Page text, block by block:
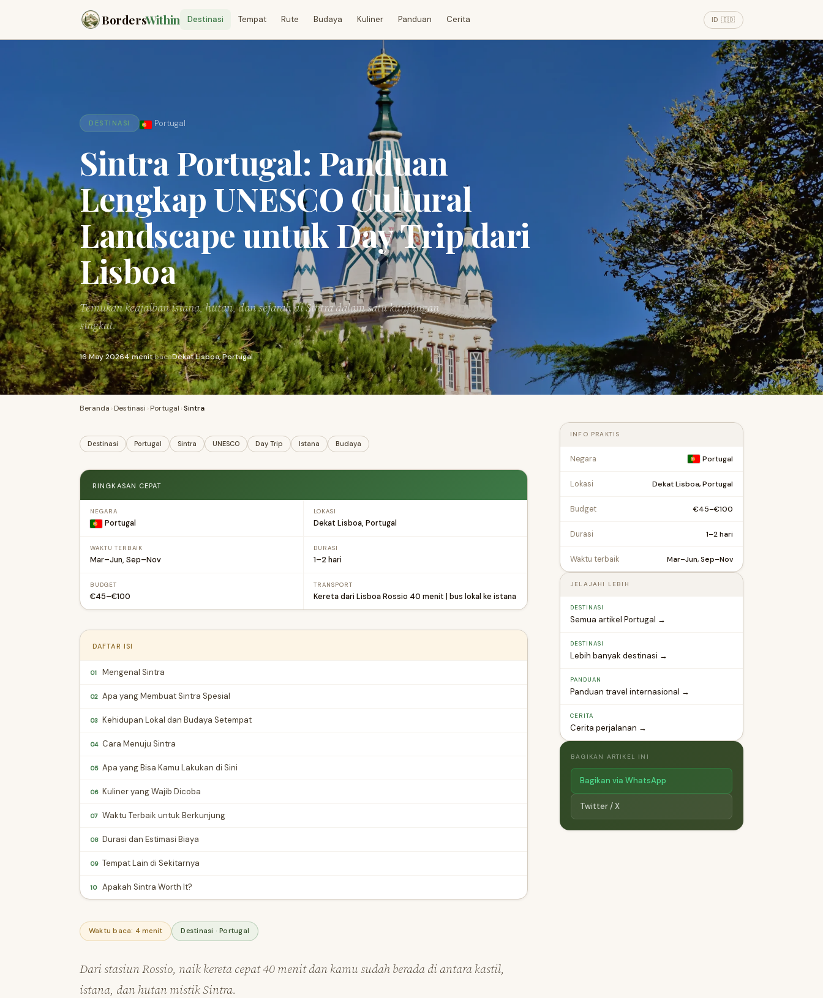
BordersWithin Destinasi Tempat Rute Budaya Kuliner Panduan Cerita ID 🇮🇩
DESTINASI Portugal
Sintra Portugal: Panduan
Lengkap UNESCO Cultural
Landscape untuk Day Trip dari
Lisboa
Temukan keajaiban istana, hutan, dan sejarah di Sintra dalam satu kunjungan
singkat.
16 May 20264 menitbacaDekat Lisboa, Portugal
Beranda ›Destinasi ›Portugal ›Sintra
Destinasi Portugal Sintra UNESCO Day Trip Istana Budaya
RINGKASAN CEPAT
NEGARA
Portugal
LOKASI
Dekat Lisboa, Portugal
WAKTU TERBAIK
Mar–Jun, Sep–Nov
DURASI
1–2 hari
BUDGET
€45–€100
TRANSPORT
Kereta dari Lisboa Rossio 40 menit | bus lokal ke istana
DAFTAR ISI
01 Mengenal Sintra
02 Apa yang Membuat Sintra Spesial
03 Kehidupan Lokal dan Budaya Setempat
04 Cara Menuju Sintra
05 Apa yang Bisa Kamu Lakukan di Sini
06 Kuliner yang Wajib Dicoba
07 Waktu Terbaik untuk Berkunjung
08 Durasi dan Estimasi Biaya
09 Tempat Lain di Sekitarnya
10 Apakah Sintra Worth It?
Waktu baca: 4 menit Destinasi · Portugal
Dari stasiun Rossio, naik kereta cepat 40 menit dan kamu sudah berada di antara kastil,
istana, dan hutan mistik Sintra.
INFO PRAKTIS
Negara Portugal
Lokasi Dekat Lisboa, Portugal
Budget €45–€100
Durasi 1–2 hari
Waktu terbaik Mar–Jun, Sep–Nov
JELAJAHI LEBIH
DESTINASI
Semua artikel Portugal →
DESTINASI
Lebih banyak destinasi →
PANDUAN
Panduan travel internasional →
CERITA
Cerita perjalanan →
BAGIKAN ARTIKEL INI
Bagikan via WhatsApp
Twitter / X